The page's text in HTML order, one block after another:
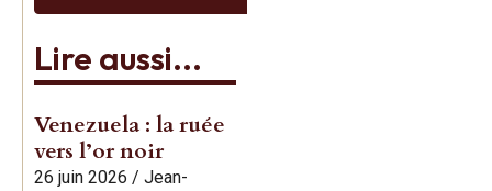
Lire aussi...
Venezuela : la ruée
vers l’or noir
26 juin 2026 / Jean-